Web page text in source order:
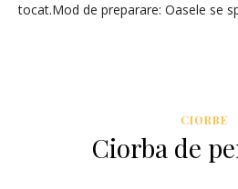
tocat.Mod de preparare: Oasele se
CIORBE
Ciorba de